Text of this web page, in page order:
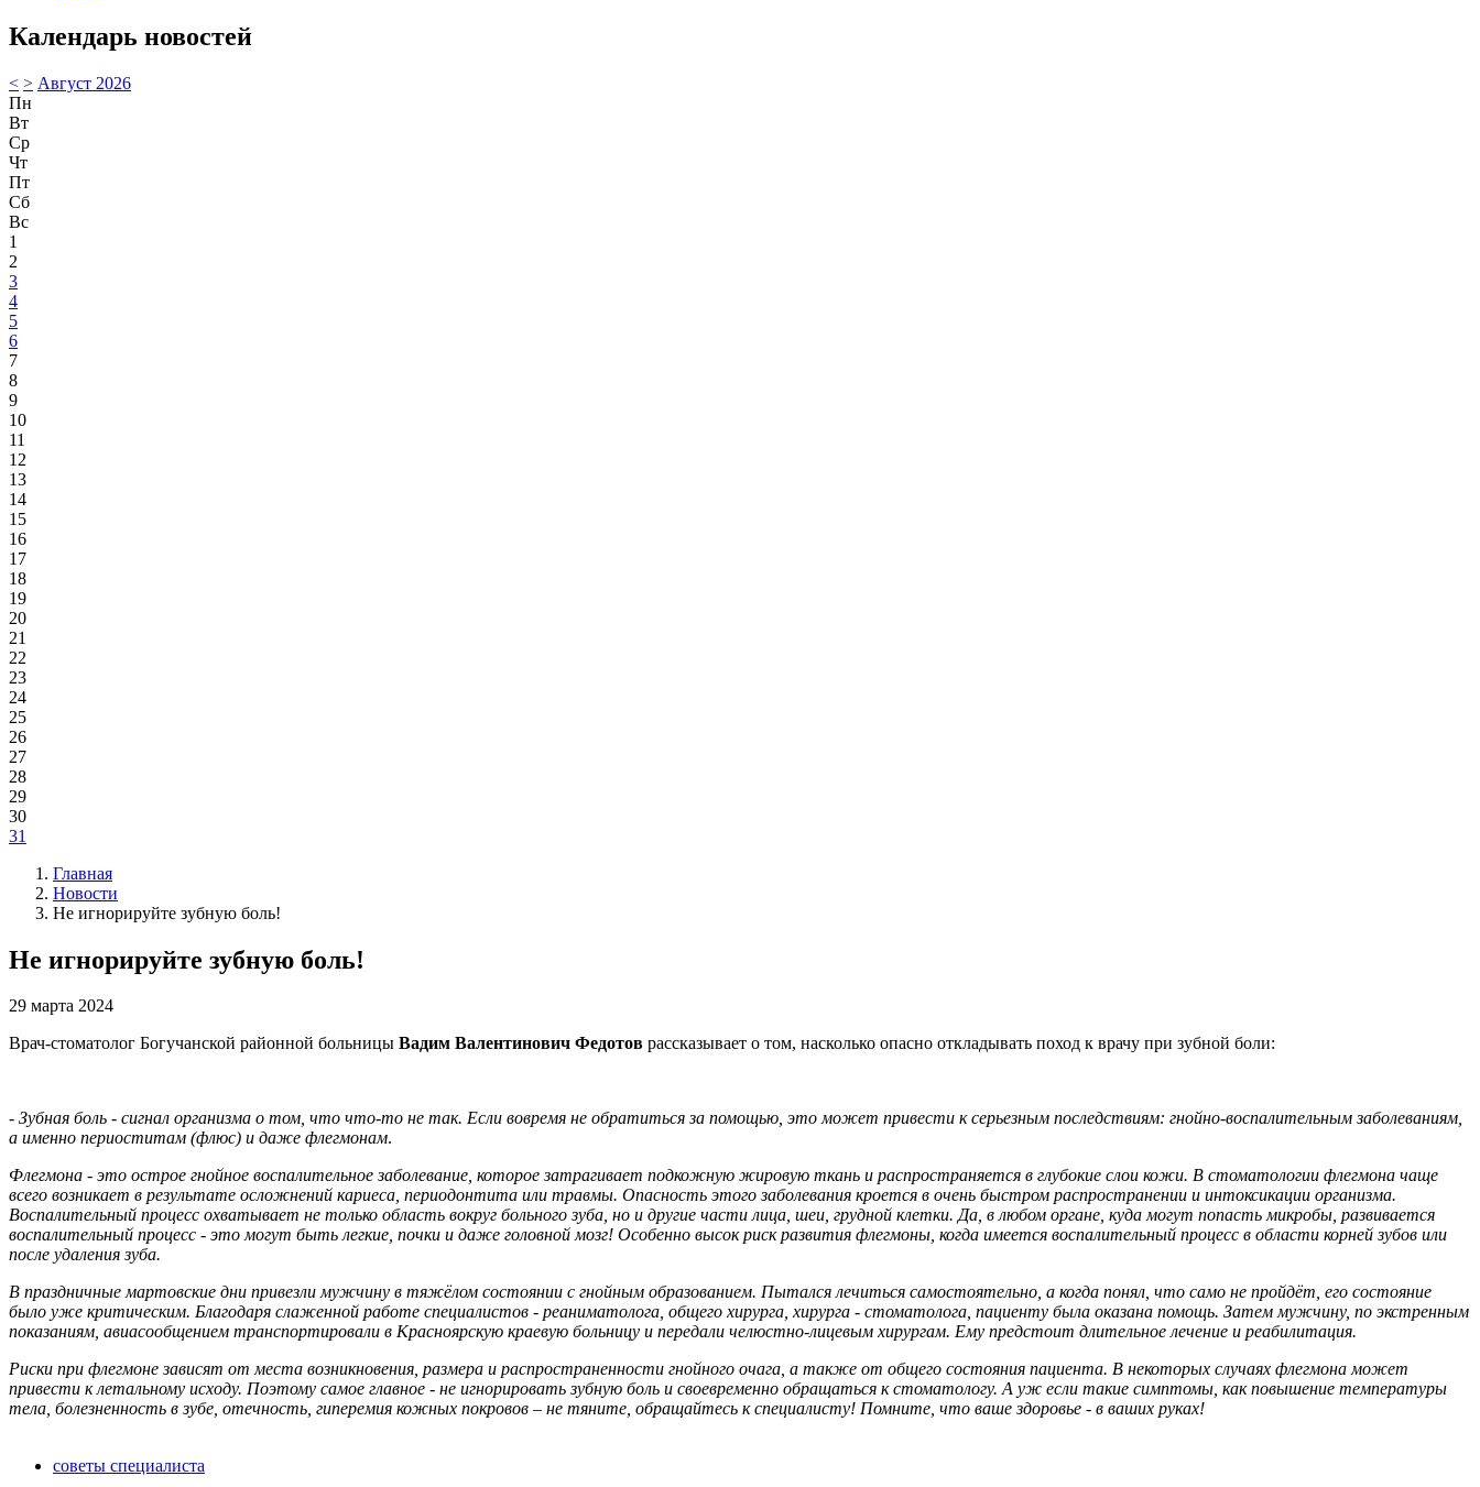
Календарь новостей
< > Август 2026
Пн
Вт
Ср
Чт
Пт
Сб
Вс
1
2
3
4
5
6
7
8
9
10
11
12
13
14
15
16
17
18
19
20
21
22
23
24
25
26
27
28
29
30
31
Главная
Новости
Не игнорируйте зубную боль!
Не игнорируйте зубную боль!
29 марта 2024
Врач-стоматолог Богучанской районной больницы Вадим Валентинович Федотов рассказывает о том, насколько опасно откладывать поход к врачу при зубной боли:
- Зубная боль - сигнал организма о том, что что-то не так. Если вовремя не обратиться за помощью, это может привести к серьезным последствиям: гнойно-воспалительным заболеваниям,
а именно периоститам (флюс) и даже флегмонам.
Флегмона - это острое гнойное воспалительное заболевание, которое затрагивает подкожную жировую ткань и распространяется в глубокие слои кожи. В стоматологии флегмона чаще
всего возникает в результате осложнений кариеса, периодонтита или травмы. Опасность этого заболевания кроется в очень быстром распространении и интоксикации организма.
Воспалительный процесс охватывает не только область вокруг больного зуба, но и другие части лица, шеи, грудной клетки. Да, в любом органе, куда могут попасть микробы, развивается
воспалительный процесс - это могут быть легкие, почки и даже головной мозг! Особенно высок риск развития флегмоны, когда имеется воспалительный процесс в области корней зубов или
после удаления зуба.
В праздничные мартовские дни привезли мужчину в тяжёлом состоянии с гнойным образованием. Пытался лечиться самостоятельно, а когда понял, что само не пройдёт, его состояние
было уже критическим. Благодаря слаженной работе специалистов - реаниматолога, общего хирурга, хирурга - стоматолога, пациенту была оказана помощь. Затем мужчину, по экстренным
показаниям, авиасообщением транспортировали в Красноярскую краевую больницу и передали челюстно-лицевым хирургам. Ему предстоит длительное лечение и реабилитация.
Риски при флегмоне зависят от места возникновения, размера и распространенности гнойного очага, а также от общего состояния пациента. В некоторых случаях флегмона может
привести к летальному исходу. Поэтому самое главное - не игнорировать зубную боль и своевременно обращаться к стоматологу. А уж если такие симптомы, как повышение температуры
тела, болезненность в зубе, отечность, гиперемия кожных покровов – не тяните, обращайтесь к специалисту! Помните, что ваше здоровье - в ваших руках!
советы специалиста